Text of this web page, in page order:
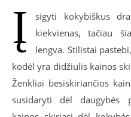
Į
sigyti kokybiškus
kiekvienas, tačiau
lengva. Stilistai
kodėl yra didžiulis kainos
Ženkliai besiskiriančios
susidaryti dėl daugybės